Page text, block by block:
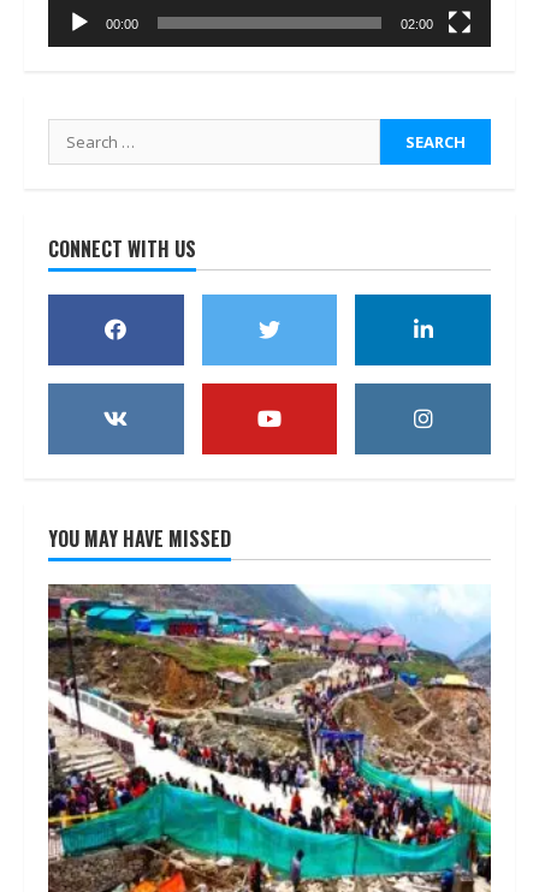
00:00 02:00
Search
for:
CONNECT WITH US
YOU MAY HAVE MISSED